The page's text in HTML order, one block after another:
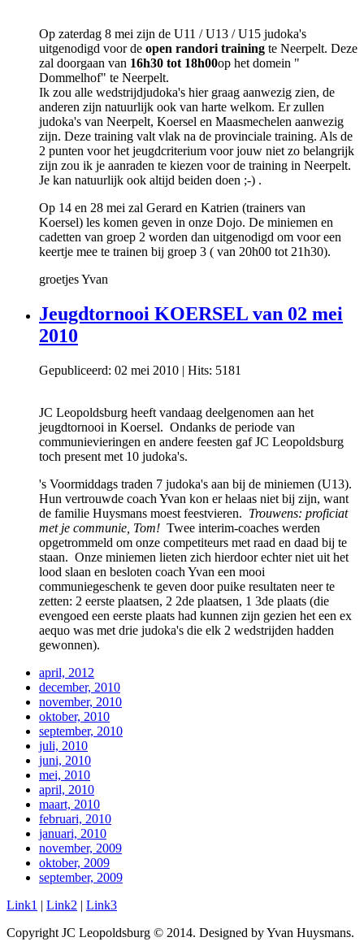
Op zaterdag 8 mei zijn de U11 / U13 / U15 judoka's
uitgenodigd voor de open randori training te Neerpelt. Deze
zal doorgaan van 16h30 tot 18h00op het domein "
Dommelhof" te Neerpelt.
Ik zou alle wedstrijdjudoka's hier graag aanwezig zien, de
anderen zijn natuurlijk ook van harte welkom. Er zullen
judoka's van Neerpelt, Koersel en Maasmechelen aanwezig
zijn. Deze training valt vlak na de provinciale training. Als de
2 punten voor het jeugdcriterium voor jouw niet zo belangrijk
zijn zou ik je aanraden te kiezen voor de training in Neerpelt.
Je kan natuurlijk ook altijd beiden doen ;-) .
Op 14 en 28 mei zal Gerard en Katrien (trainers van
Koersel) les komen geven in onze Dojo. De miniemen en
cadetten van groep 2 worden dan uitgenodigd om voor een
keertje mee te trainen bij groep 3 ( van 20h00 tot 21h30).
groetjes Yvan
Jeugdtornooi KOERSEL van 02 mei
2010
Gepubliceerd: 02 mei 2010 | Hits: 5181
JC Leopoldsburg heeft vandaag deelgenomen aan het
jeugdtornooi in Koersel. Ondanks de periode van
communievieringen en andere feesten gaf JC Leopoldsburg
toch present met 10 judoka's.
's Voormiddags traden 7 judoka's aan bij de miniemen (U13).
Hun vertrouwde coach Yvan kon er helaas niet bij zijn, want
de familie Huysmans moest feestvieren. Trouwens: proficiat
met je communie, Tom! Twee interim-coaches werden
opgetrommeld om onze competiteurs met raad en daad bij te
staan. Onze miniemen lieten zich hierdoor echter niet uit het
lood slaan en besloten coach Yvan een mooi
communiegeschenk te geven door puike resultaten neer te
zetten: 2 eerste plaatsen, 2 2de plaatsen, 1 3de plaats (die
evengoed een eerste plaats had kunnen zijn gezien het een ex
aequo was met drie judoka's die elk 2 wedstrijden hadden
gewonnen).
april, 2012
december, 2010
november, 2010
oktober, 2010
september, 2010
juli, 2010
juni, 2010
mei, 2010
april, 2010
maart, 2010
februari, 2010
januari, 2010
november, 2009
oktober, 2009
september, 2009
Link1 | Link2 | Link3
Copyright JC Leopoldsburg © 2014. Designed by Yvan Huysmans.